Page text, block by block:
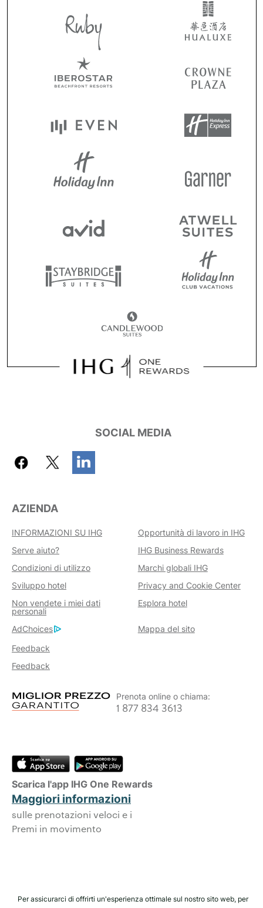
SOCIAL MEDIA
AZIENDA
INFORMAZIONI SU IHG
Opportunità di lavoro in IHG
Serve aiuto?
IHG Business Rewards
Condizioni di utilizzo
Marchi globali IHG
Sviluppo hotel
Privacy and Cookie Center
Non vendete i miei dati
personali
Esplora hotel
AdChoices
Mappa del sito
Feedback
Feedback
Prenota online o chiama:
1 877 834 3613
Scarica l'app IHG One Rewards
Maggiori informazioni
sulle prenotazioni veloci e i
Premi in movimento
Per assicurarci di offrirti un'esperienza ottimale sul nostro sito web, per